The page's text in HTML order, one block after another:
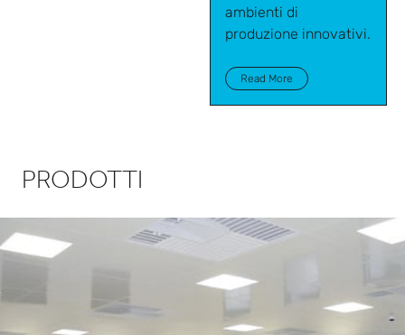
ambienti di
produzione innovativi.
Read More
PRODOTTI